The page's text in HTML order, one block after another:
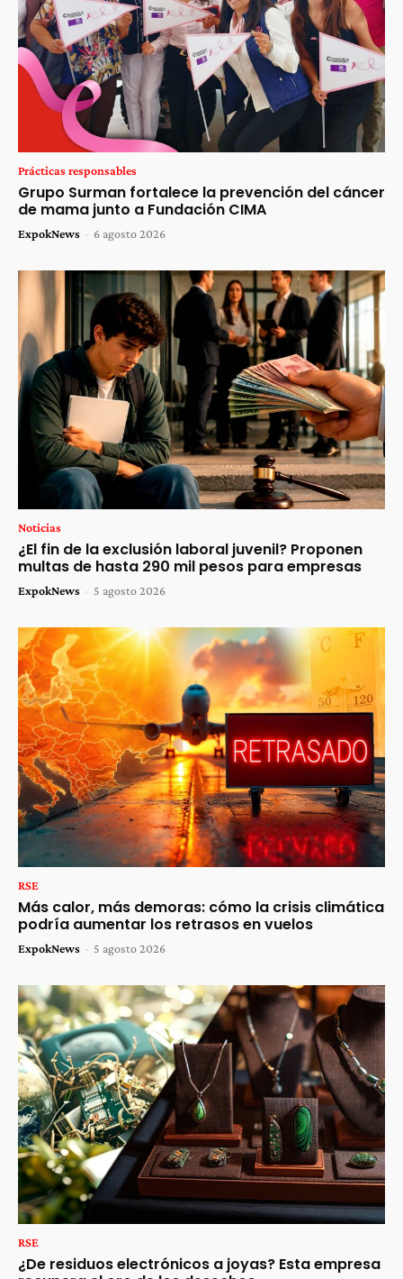
Prácticas responsables
Grupo Surman fortalece la prevención del cáncer
de mama junto a Fundación CIMA
ExpokNews - 6 agosto 2026
Noticias
¿El fin de la exclusión laboral juvenil? Proponen
multas de hasta 290 mil pesos para empresas
ExpokNews - 5 agosto 2026
RSE
Más calor, más demoras: cómo la crisis climática
podría aumentar los retrasos en vuelos
ExpokNews - 5 agosto 2026
RSE
¿De residuos electrónicos a joyas? Esta empresa